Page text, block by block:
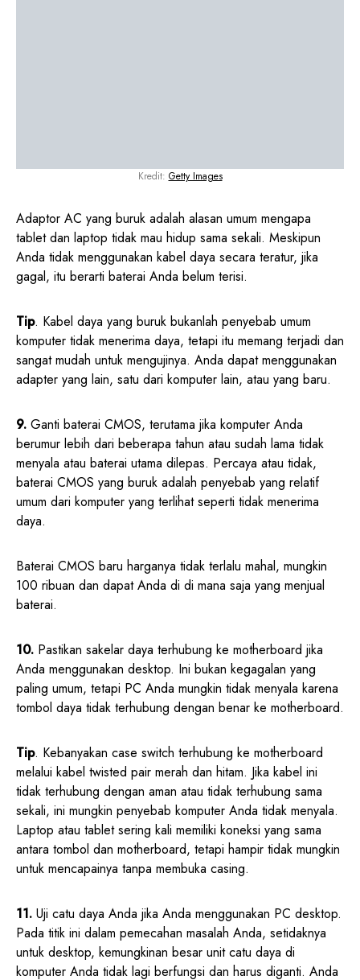
Kredit: Getty Images
Adaptor AC yang buruk adalah alasan umum mengapa
tablet dan laptop tidak mau hidup sama sekali. Meskipun
Anda tidak menggunakan kabel daya secara teratur, jika
gagal, itu berarti baterai Anda belum terisi.
Tip. Kabel daya yang buruk bukanlah penyebab umum
komputer tidak menerima daya, tetapi itu memang terjadi dan
sangat mudah untuk mengujinya. Anda dapat menggunakan
adapter yang lain, satu dari komputer lain, atau yang baru.
9. Ganti baterai CMOS, terutama jika komputer Anda
berumur lebih dari beberapa tahun atau sudah lama tidak
menyala atau baterai utama dilepas. Percaya atau tidak,
baterai CMOS yang buruk adalah penyebab yang relatif
umum dari komputer yang terlihat seperti tidak menerima
daya.
Baterai CMOS baru harganya tidak terlalu mahal, mungkin
100 ribuan dan dapat Anda di di mana saja yang menjual
baterai.
10. Pastikan sakelar daya terhubung ke motherboard jika
Anda menggunakan desktop. Ini bukan kegagalan yang
paling umum, tetapi PC Anda mungkin tidak menyala karena
tombol daya tidak terhubung dengan benar ke motherboard.
Tip. Kebanyakan case switch terhubung ke motherboard
melalui kabel twisted pair merah dan hitam. Jika kabel ini
tidak terhubung dengan aman atau tidak terhubung sama
sekali, ini mungkin penyebab komputer Anda tidak menyala.
Laptop atau tablet sering kali memiliki koneksi yang sama
antara tombol dan motherboard, tetapi hampir tidak mungkin
untuk mencapainya tanpa membuka casing.
11. Uji catu daya Anda jika Anda menggunakan PC desktop.
Pada titik ini dalam pemecahan masalah Anda, setidaknya
untuk desktop, kemungkinan besar unit catu daya di
komputer Anda tidak lagi berfungsi dan harus diganti. Anda